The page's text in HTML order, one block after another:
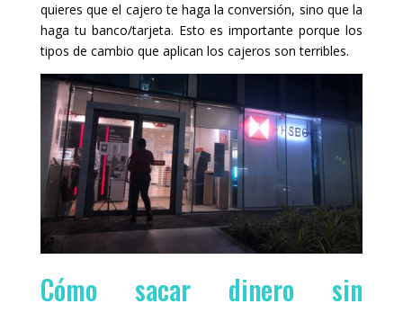
quieres que el cajero te haga la conversión, sino que la
haga tu banco/tarjeta. Esto es importante porque los
tipos de cambio que aplican los cajeros son terribles.
Cómo sacar dinero sin